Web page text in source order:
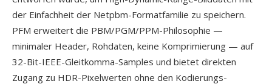
der Einfachheit der Netpbm-Formatfamilie zu speichern.
PFM erweitert die PBM/PGM/PPM-Philosophie —
minimaler Header, Rohdaten, keine Komprimierung — auf
32-Bit-IEEE-Gleitkomma-Samples und bietet direkten
Zugang zu HDR-Pixelwerten ohne den Kodierungs-